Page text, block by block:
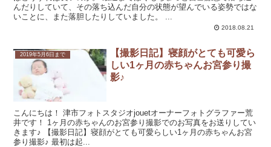
んだりしていて、その落ち込んだ自分の状態が望んでいる姿勢ではな
いことに、また落胆したりしていました。 ...
2018.08.21
2019年5月6日まで
【撮影日記】寝顔がとても可愛ら
しい1ヶ月の赤ちゃんお宮参り撮
影♪
こんにちは！ 津市フォトスタジオjouetオーナーフォトグラファー荒
井です！ 1ヶ月の赤ちゃんのお宮参り撮影でのお写真をお送りしてい
きます♪ 【撮影日記】寝顔がとても可愛らしい1ヶ月の赤ちゃんお宮
参り撮影♪ 最初は起...